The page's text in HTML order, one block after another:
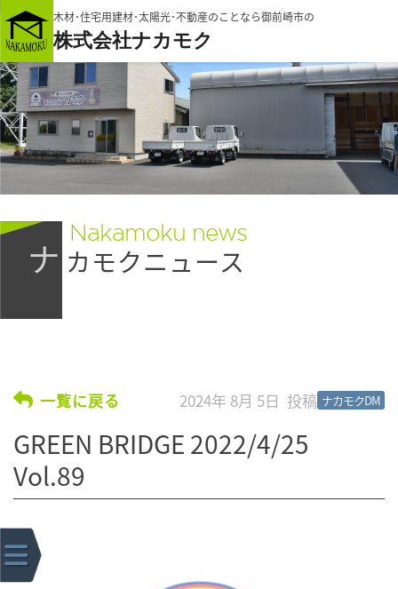
木材･住宅用建材･太陽光･不動産のことなら御前崎市の
株式会社ナカモク
Nakamoku news
ナ カモクニュース
一覧に戻る 2024年 8月 5日 ナカモクDM
GREEN BRIDGE 2022/4/25
Vol.89